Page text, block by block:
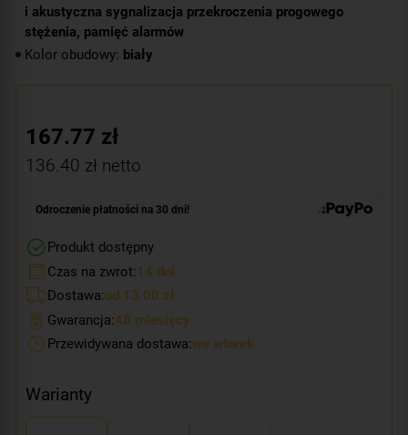
i akustyczna sygnalizacja przekroczenia progowego
stężenia, pamięć alarmów
Kolor obudowy: biały
167.77 zł
136.40 zł netto
Odroczenie płatności na 30 dni!
Produkt dostępny
Czas na zwrot:14 dni
Dostawa:od 13.00 zł
Gwarancja:48 miesięcy
Przewidywana dostawa:we wtorek
Warianty